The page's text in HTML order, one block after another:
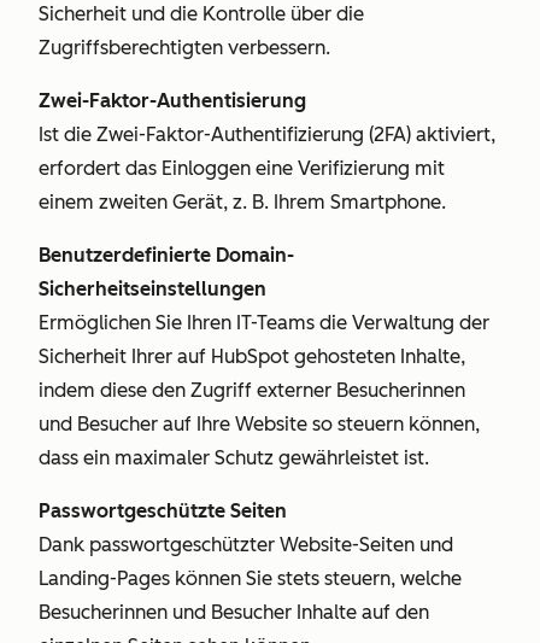
Sicherheit und die Kontrolle über die
Zugriffsberechtigten verbessern.
Zwei-Faktor-Authentisierung
Ist die Zwei-Faktor-Authentifizierung (2FA) aktiviert,
erfordert das Einloggen eine Verifizierung mit
einem zweiten Gerät, z. B. Ihrem Smartphone.
Benutzerdefinierte Domain-
Sicherheitseinstellungen
Ermöglichen Sie Ihren IT-Teams die Verwaltung der
Sicherheit Ihrer auf HubSpot gehosteten Inhalte,
indem diese den Zugriff externer Besucherinnen
und Besucher auf Ihre Website so steuern können,
dass ein maximaler Schutz gewährleistet ist.
Passwortgeschützte Seiten
Dank passwortgeschützter Website-Seiten und
Landing-Pages können Sie stets steuern, welche
Besucherinnen und Besucher Inhalte auf den